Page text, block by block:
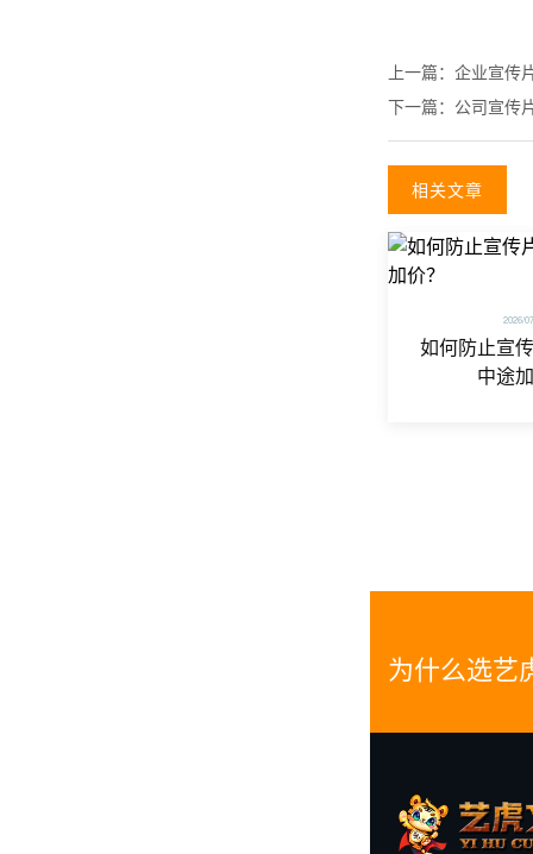
上一篇： 企业宣传
下一篇： 公司宣传
相关文章
2026/
如何防止宣
中途
为什么选艺